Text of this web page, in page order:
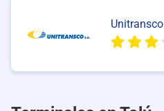
Unitransco